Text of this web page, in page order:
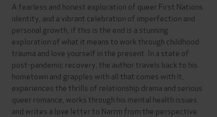
A fearless and honest exploration of queer First Nations
identity, and a vibrant celebration of imperfection and
personal growth, if this is the end is a stunning
exploration of what it means to work through childhood
trauma and love yourself in the present. In a state of
post-pandemic recovery, the author travels back to his
hometown and grapples with all that comes with it,
experiences the thrills of relationship drama and serious
queer romance, works through his mental health issues
and writes a love letter to Narrm from the perspective